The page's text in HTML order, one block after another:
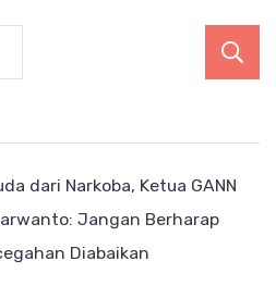
dari Narkoba, Ketua GANN
Jangan Berharap
Diabaikan